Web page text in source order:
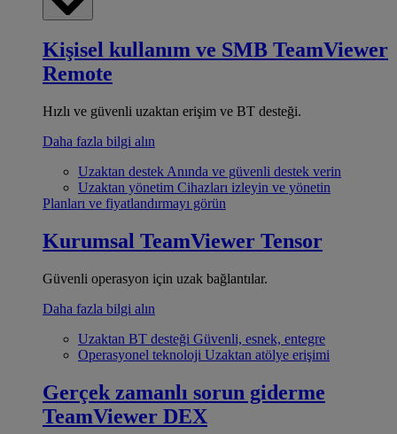
Kişisel kullanım ve SMB TeamViewer
Remote
Hızlı ve güvenli uzaktan erişim ve BT desteği.
Daha fazla bilgi alın
Uzaktan destek Anında ve güvenli destek verin
Uzaktan yönetim Cihazları izleyin ve yönetin
Planları ve fiyatlandırmayı görün
Kurumsal TeamViewer Tensor
Güvenli operasyon için uzak bağlantılar.
Daha fazla bilgi alın
Uzaktan BT desteği Güvenli, esnek, entegre
Operasyonel teknoloji Uzaktan atölye erişimi
Gerçek zamanlı sorun giderme
TeamViewer DEX